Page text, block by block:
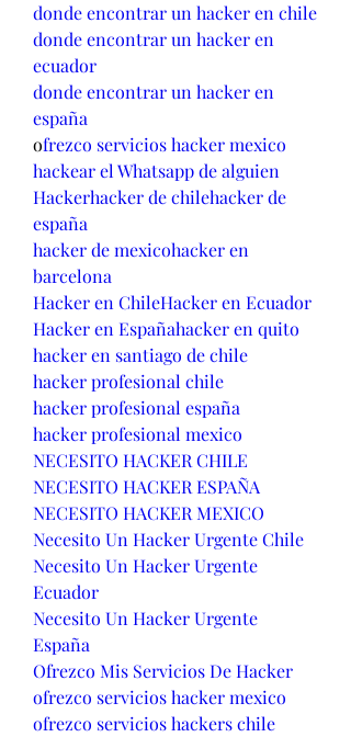
donde encontrar un hacker en chile
donde encontrar un hacker en
ecuador
donde encontrar un hacker en
españa
ofrezco servicios hacker mexico
hackear el Whatsapp de alguien
Hackerhacker de chilehacker de
españa
hacker de mexicohacker en
barcelona
Hacker en ChileHacker en Ecuador
Hacker en Españahacker en quito
hacker en santiago de chile
hacker profesional chile
hacker profesional españa
hacker profesional mexico
NECESITO HACKER CHILE
NECESITO HACKER ESPAÑA
NECESITO HACKER MEXICO
Necesito Un Hacker Urgente Chile
Necesito Un Hacker Urgente
Ecuador
Necesito Un Hacker Urgente
España
Ofrezco Mis Servicios De Hacker
ofrezco servicios hacker mexico
ofrezco servicios hackers chile